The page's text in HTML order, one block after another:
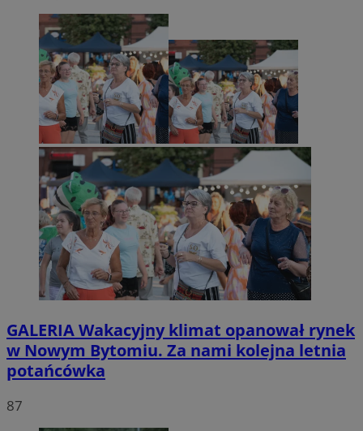
GALERIAWakacyjny klimat opanował rynek
w Nowym Bytomiu. Za nami kolejna letnia
potańcówka
87